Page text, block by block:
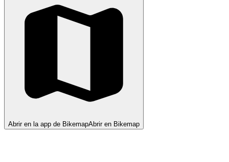
Abrir en la app de BikemapAbrir en Bikemap